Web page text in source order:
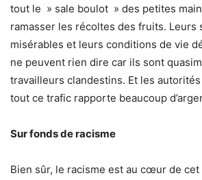
tout le » sale boulot » des petites
ramasser les récoltes des fruits. Leurs
misérables et leurs conditions de vie
ne peuvent rien dire car ils sont
travailleurs clandestins. Et les
tout ce trafic rapporte beaucoup
Sur fonds de racisme
Bien sûr, le racisme est au cœur de cet